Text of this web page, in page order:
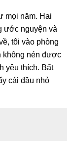
mọi năm. Hai
ước nguyện và
tôi vào phòng
không nén được
yêu thích. Bất
cái đầu nhỏ